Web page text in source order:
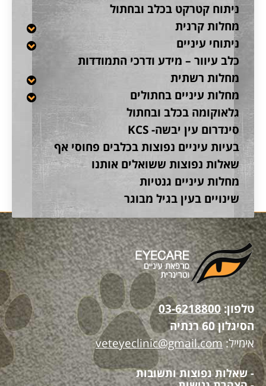
ניתוח קטרקט בכלב ובחתול
מחלות קרנית
ניתוחי עיניים
כלב עיוור – מידע ודרכי התמודדות
מחלות רשתית
מחלות עיניים בחתולים
גלאוקומה בכלב ובחתול
סינדרום עין יבשה- KCS
בעיות עיניים נפוצות בכלבים פחוסי אף
שאלות נפוצות ששואלים אותנו
מחלות עיניים גנטיות
שינויים בעין בגיל מבוגר
טלפון:03-6218800
הסיגלון 60 רנתיה
אימייל:veteyeclinic@gmail.com
- שאלות נפוצות ותשובות